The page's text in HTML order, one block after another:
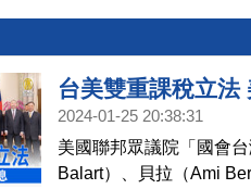
台美雙重課稅立法
2024-01-25 20:38:31
美國聯邦眾議院「國會
Balart）、貝拉（Ami